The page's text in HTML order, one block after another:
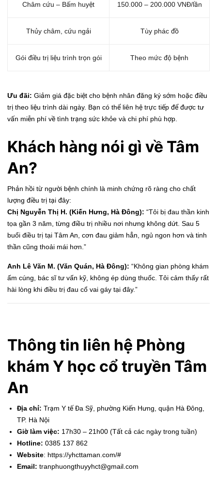
Châm cứu – Bấm huyệt 150.000 – 200.000 VNĐ/lần
Thủy châm, cứu ngải Tùy phác đồ
Gói điều trị liệu trình trọn gói Theo mức độ bệnh
Ưu đãi: Giảm giá đặc biệt cho bệnh nhân đăng ký sớm hoặc điều
trị theo liệu trình dài ngày. Bạn có thể liên hệ trực tiếp để được tư
vấn miễn phí về tình trạng sức khỏe và chi phí phù hợp.
Khách hàng nói gì về Tâm
An?
Phản hồi từ người bệnh chính là minh chứng rõ ràng cho chất
lượng điều trị tại đây:
Chị Nguyễn Thị H. (Kiến Hưng, Hà Đông): “Tôi bị đau thần kinh
tọa gần 3 năm, từng điều trị nhiều nơi nhưng không dứt. Sau 5
buổi điều trị tại Tâm An, cơn đau giảm hẳn, ngủ ngon hơn và tinh
thần cũng thoải mái hơn.”
Anh Lê Văn M. (Văn Quán, Hà Đông): “Không gian phòng khám
ấm cúng, bác sĩ tư vấn kỹ, không ép dùng thuốc. Tôi cảm thấy rất
hài lòng khi điều trị đau cổ vai gáy tại đây.”
Thông tin liên hệ Phòng
khám Y học cổ truyền Tâm
An
Địa chỉ: Trạm Y tế Đa Sỹ, phường Kiến Hưng, quận Hà Đông,
TP. Hà Nội
Giờ làm việc: 17h30 – 21h00 (Tất cả các ngày trong tuần)
Hotline: 0385 137 862
Website: https://yhcttaman.com/#
Email: tranphuongthuyyhct@gmail.com